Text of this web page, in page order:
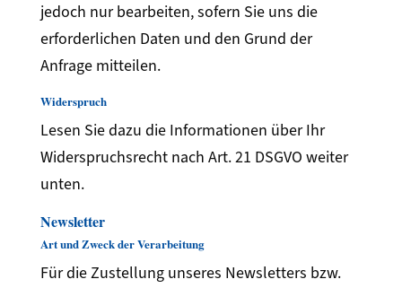
jedoch nur bearbeiten, sofern Sie uns die
erforderlichen Daten und den Grund der
Anfrage mitteilen.
Widerspruch
Lesen Sie dazu die Informationen über Ihr
Widerspruchsrecht nach Art. 21 DSGVO weiter
unten.
Newsletter
Art und Zweck der Verarbeitung
Für die Zustellung unseres Newsletters bzw.